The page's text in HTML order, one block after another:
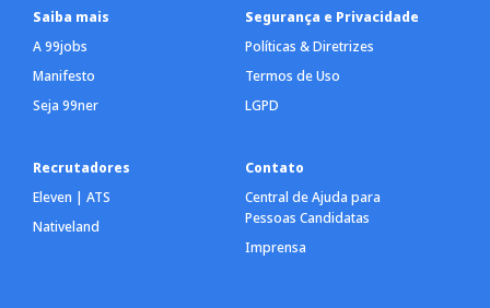
Saiba mais
A 99jobs
Manifesto
Seja 99ner
Segurança e Privacidade
Políticas & Diretrizes
Termos de Uso
LGPD
Recrutadores
Eleven | ATS
Nativeland
Contato
Central de Ajuda para
Pessoas Candidatas
Imprensa